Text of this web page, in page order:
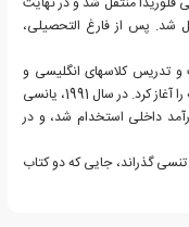
شد. پس از فارغ التحصیلی،
تدریس کلاسهای انگلیسی و
همچنین بازیگری و کارگردانی در تئاترهای محلی جامعه را آغاز کرد. در سال 1991، یانسی
داخلی استخدام شد، و در
تنسی گذراند، جایی که دو کتاب